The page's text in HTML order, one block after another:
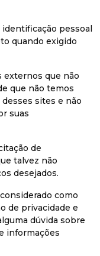
pessoal
quando exigido
externos que não
que não temos
sites e não
suas
de
talvez não
desejados.
como
de privacidade e
dúvida sobre
informações